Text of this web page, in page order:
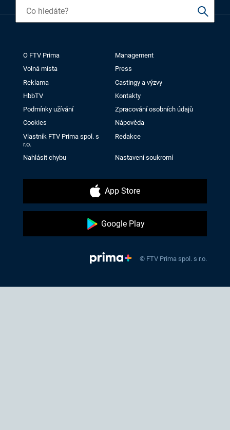
O FTV Prima
Management
Volná místa
Press
Reklama
Castingy a výzvy
HbbTV
Kontakty
Podmínky užívání
Zpracování osobních údajů
Cookies
Nápověda
Vlastník FTV Prima spol. s
r.o.
Redakce
Nahlásit chybu Nastavení soukromí
App Store
Google Play
© FTV Prima spol. s r.o.